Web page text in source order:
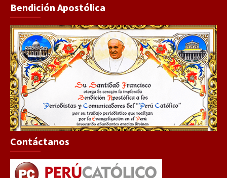
Bendición Apostólica
Contáctanos